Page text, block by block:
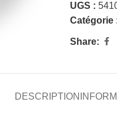
UGS :
Catégorie
Share:
DESCRIPTION